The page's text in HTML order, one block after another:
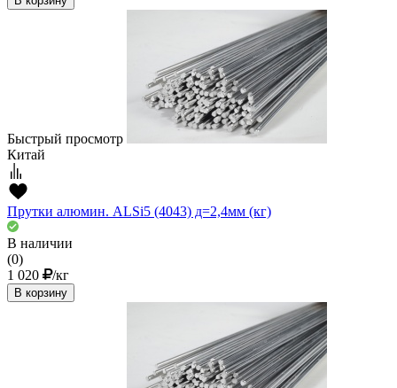
Быстрый просмотр
Китай
Прутки алюмин. ALSi5 (4043) д=2,4мм (кг)
В наличии
(0)
1 020
/кг
В корзину